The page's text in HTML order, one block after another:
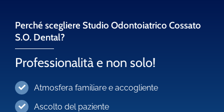
Perché scegliere Studio Odontoiatrico Cossato
S.O. Dental?
Professionalità e non solo!
Atmosfera familiare e accogliente
Ascolto del paziente